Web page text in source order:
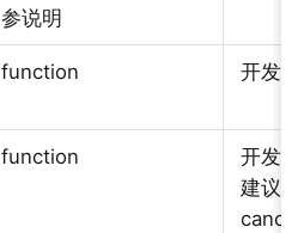
参说明
function 开发
function
开发
建议